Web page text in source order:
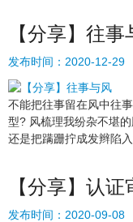
【分享】往事
发布时间： 2020-12-29
不能把往事留在风中往
型? 风梳理我纷杂不堪
还是把蹒跚拧成发辫陷
【分享】认
发布时间： 2020-09-08